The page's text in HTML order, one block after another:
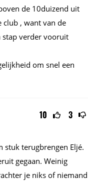
de 10duizend uit
club , want van de
stap verder vooruit
om snel een
10 3
stuk terugbrengen Eljé.
gegaan. Weinig
je niks of niemand